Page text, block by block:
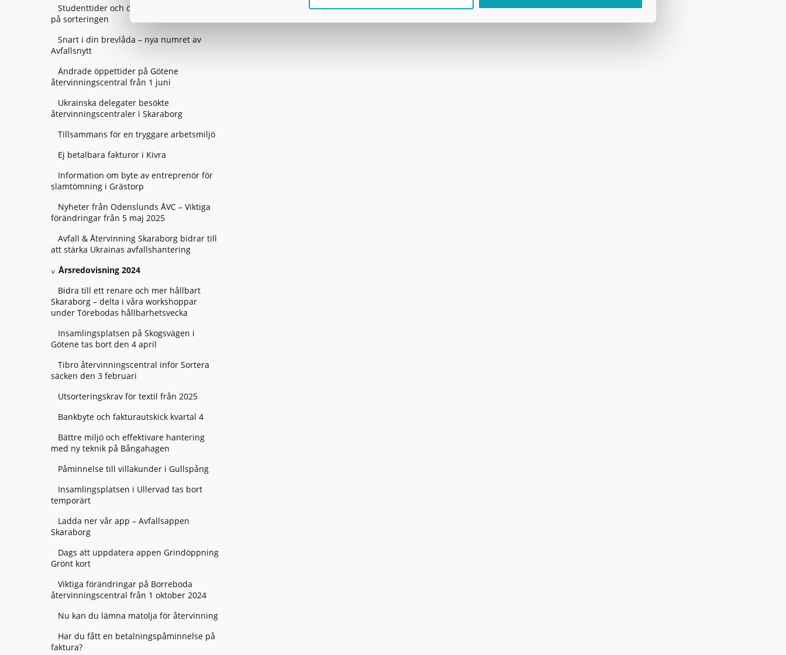
Studenttider och övriga firanden– tänk
på sorteringen
Snart i din brevlåda – nya numret av
Avfallsnytt
Ändrade öppettider på Götene
återvinningscentral från 1 juni
Ukrainska delegater besökte
återvinningscentraler i Skaraborg
Tillsammans för en tryggare arbetsmiljö
Ej betalbara fakturor i Kivra
Information om byte av entreprenör för
slamtömning i Grästorp
Nyheter från Odenslunds ÅVC – Viktiga
förändringar från 5 maj 2025
Avfall & Återvinning Skaraborg bidrar till
att stärka Ukrainas avfallshantering
Årsredovisning 2024
Bidra till ett renare och mer hållbart
Skaraborg – delta i våra workshoppar
under Törebodas hållbarhetsvecka
Insamlingsplatsen på Skogsvägen i
Götene tas bort den 4 april
Tibro återvinningscentral inför Sortera
säcken den 3 februari
Utsorteringskrav för textil från 2025
Bankbyte och fakturautskick kvartal 4
Bättre miljö och effektivare hantering
med ny teknik på Bångahagen
Påminnelse till villakunder i Gullspång
Insamlingsplatsen i Ullervad tas bort
temporärt
Ladda ner vår app – Avfallsappen
Skaraborg
Dags att uppdatera appen Grindöppning
Grönt kort
Viktiga förändringar på Borreboda
återvinningscentral från 1 oktober 2024
Nu kan du lämna matolja för återvinning
Har du fått en betalningspåminnelse på
faktura?